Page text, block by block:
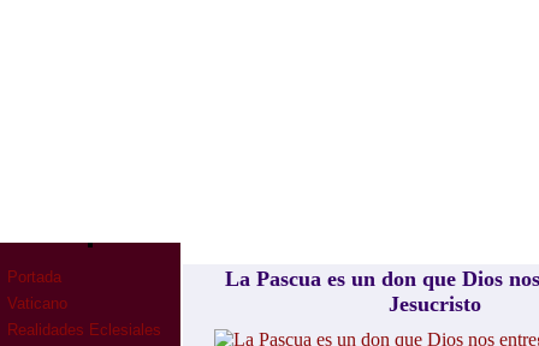
Portada
Vaticano
Realidades Eclesiales
La Pascua es un don que Dios
Jesucristo